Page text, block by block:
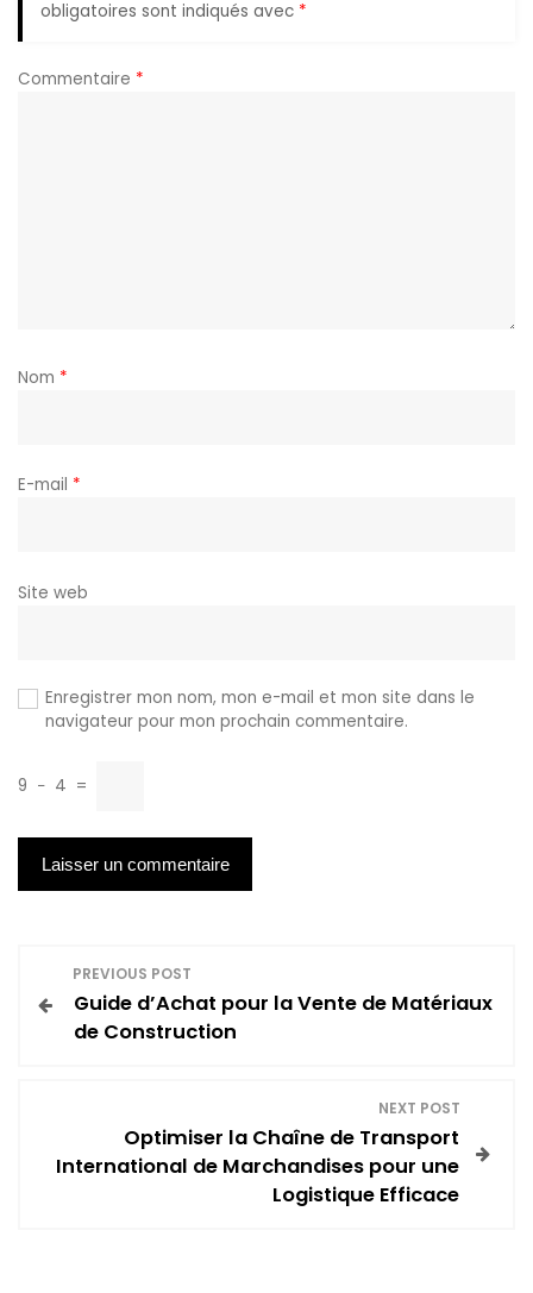
obligatoires sont indiqués avec *
Commentaire *
Nom *
E-mail *
Site web
Enregistrer mon nom, mon e-mail et mon site dans le
navigateur pour mon prochain commentaire.
9 − 4 =
a
PREVIOUS POST
Guide d’Achat pour la Vente de Matériaux
de Construction
NEXT POST
Optimiser la Chaîne de Transport
International de Marchandises pour une
Logistique Efficace